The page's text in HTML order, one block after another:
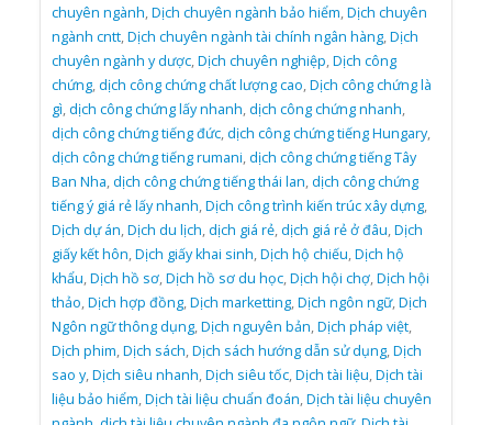
chuyên ngành,Dịch chuyên ngành bảo hiểm,Dịch chuyên
ngành cntt,Dịch chuyên ngành tài chính ngân hàng,Dịch
chuyên ngành y dược,Dịch chuyên nghiệp,Dịch công
chứng,dịch công chứng chất lượng cao,Dịch công chứng là
gì,dịch công chứng lấy nhanh,dịch công chứng nhanh,
dịch công chứng tiếng đức,dịch công chứng tiếng Hungary,
dịch công chứng tiếng rumani,dịch công chứng tiếng Tây
Ban Nha,dịch công chứng tiếng thái lan,dịch công chứng
tiếng ý giá rẻ lấy nhanh,Dịch công trình kiến trúc xây dựng,
Dịch dự án,Dịch du lịch,dịch giá rẻ,dịch giá rẻ ở đâu,Dịch
giấy kết hôn,Dịch giấy khai sinh,Dịch hộ chiếu,Dịch hộ
khẩu,Dịch hồ sơ,Dịch hồ sơ du học,Dịch hội chợ,Dịch hội
thảo,Dịch hợp đồng,Dịch marketting,Dịch ngôn ngữ,Dịch
Ngôn ngữ thông dụng,Dịch nguyên bản,Dịch pháp việt,
Dịch phim,Dịch sách,Dịch sách hướng dẫn sử dụng,Dịch
sao y,Dịch siêu nhanh,Dịch siêu tốc,Dịch tài liệu,Dịch tài
liệu bảo hiểm,Dịch tài liệu chuẩn đoán,Dịch tài liệu chuyên